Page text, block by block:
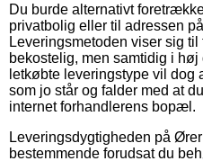
Du burde alternativt
privatbolig eller til adressen
Leveringsmetoden viser sig
bekostelig, men samtidig i
letkøbte leveringstype vil dog
som jo står og falder med at
internet forhandlerens bopæl.
Leveringsdygtigheden på
bestemmende forudsat du